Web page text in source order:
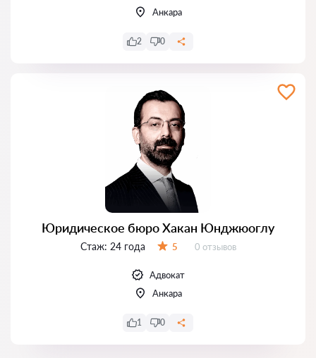
Анкара
2 0
Юридическое бюро Хакан Юнджюоглу
Стаж: 24 года 5 Отзывов:
0 отзывов
Адвокат
Анкара
1 0